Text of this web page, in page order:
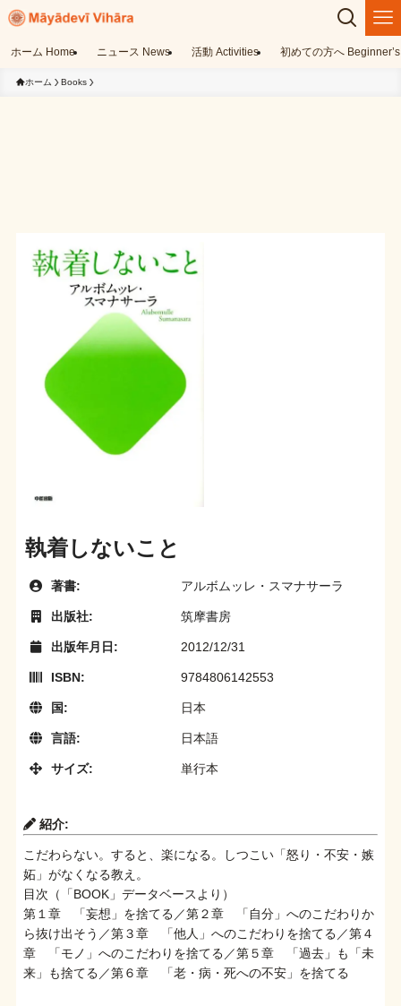
ホーム Home ニュース News 活動 Activities 初めての方へ
ホーム Books
執着しないこと
著書: アルボムッレ・スマナサーラ
出版社: 筑摩書房
出版年月日: 2012/12/31
ISBN: 9784806142553
国: 日本
言語: 日本語
サイズ: 単行本
紹介:
こだわらない。すると、楽になる。しつこい「怒り・不安・嫉
妬」がなくなる教え。
目次（「BOOK」データベースより）
第１章 「妄想」を捨てる／第２章 「自分」へのこだわりか
ら抜け出そう／第３章 「他人」へのこだわりを捨てる／第４
章 「モノ」へのこだわりを捨てる／第５章 「過去」も「未
来」も捨てる／第６章 「老・病・死への不安」を捨てる